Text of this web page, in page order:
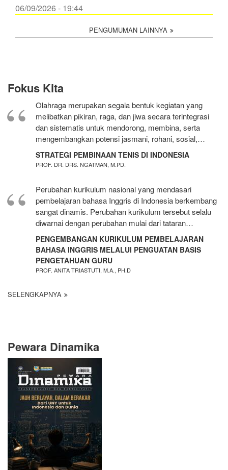
06/09/2026 - 19:44
PENGUMUMAN LAINNYA
Fokus Kita
Olahraga merupakan segala bentuk kegiatan yang
melibatkan pikiran, raga, dan jiwa secara terintegrasi
dan sistematis untuk mendorong, membina, serta
mengembangkan potensi jasmani, rohani, sosial,…
STRATEGI PEMBINAAN TENIS DI INDONESIA
PROF. DR. DRS. NGATMAN, M.PD.
Perubahan kurikulum nasional yang mendasari
pembelajaran bahasa Inggris di Indonesia berkembang
sangat dinamis. Perubahan kurikulum tersebut selalu
diwarnai dengan perubahan mulai dari tataran…
PENGEMBANGAN KURIKULUM PEMBELAJARAN
BAHASA INGGRIS MELALUI PENGUATAN BASIS
PENGETAHUAN GURU
PROF. ANITA TRIASTUTI, M.A., PH.D
SELENGKAPNYA
Pewara Dinamika